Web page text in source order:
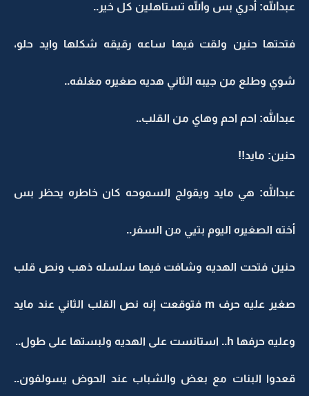
عبدالله: أدري بس والله تستاهلين كل خير..
فتحتها حنين ولقت فيها ساعه رقيقه شكلها وايد حلو،
شوي وطلع من جيبه الثاني هديه صغيره مغلفه..
عبدالله: احم احم وهاي من القلب..
حنين: مايد!!
عبدالله: هي مايد ويقولج السموحه كان خاطره يحظر بس
أخته الصغيره اليوم بتيي من السفر..
حنين فتحت الهديه وشافت فيها سلسله ذهب ونص قلب
صغير عليه حرف m فتوقعت إنه نص القلب الثاني عند مايد
وعليه حرفها h.. استانست على الهديه ولبستها على طول..
قعدوا البنات مع بعض والشباب عند الحوض يسولفون..